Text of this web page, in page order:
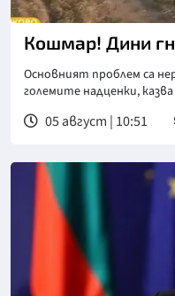
Кошмар! Дини
Основният проблем са
големите надценки,
05 август | 10:51